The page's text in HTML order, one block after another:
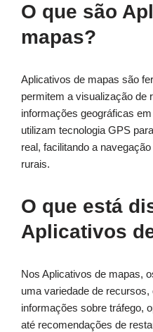
O que são
mapas?
Aplicativos de mapas são
permitem a visualização de
informações geográficas
utilizam tecnologia GPS
real, facilitando a
rurais.
O que está
Aplicativos
Nos Aplicativos de mapas,
uma variedade de
informações sobre tráfego,
até recomendações de